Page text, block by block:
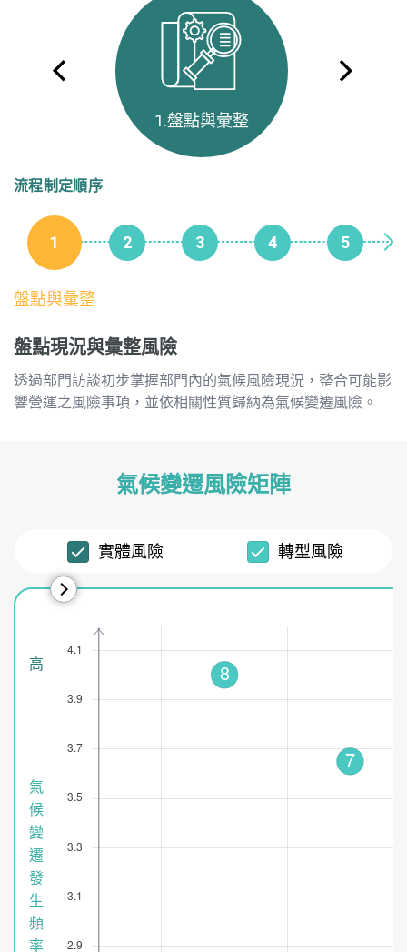
1.盤點與彙整
流程制定順序
1
盤點與彙整
2 3 4 5
盤點現況與彙整風險
透過部門訪談初步掌握部門內的氣候風險現況，整合可能影
響營運之風險事項，並依相關性質歸納為氣候變遷風險。
氣候變遷風險矩陣
實體風險 轉型風險